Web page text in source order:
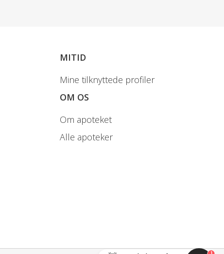
MITID
Mine tilknyttede profiler
OM OS
Om apoteket
Alle apoteker